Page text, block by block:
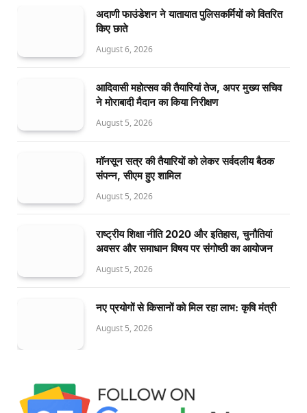
अदाणी फाउंडेशन ने यातायात पुलिसकर्मियों को वितरित
किए छाते
August 6, 2026
आदिवासी महोत्सव की तैयारियां तेज, अपर मुख्य सचिव
ने मोराबादी मैदान का किया निरीक्षण
August 5, 2026
मॉनसून सत्र की तैयारियों को लेकर सर्वदलीय बैठक
संपन्न, सीएम हुए शामिल
August 5, 2026
राष्ट्रीय शिक्षा नीति 2020 और इतिहास, चुनौतियां
अवसर और समाधान विषय पर संगोष्ठी का आयोजन
August 5, 2026
नए प्रयोगों से किसानों को मिल रहा लाभ: कृषि मंत्री
August 5, 2026